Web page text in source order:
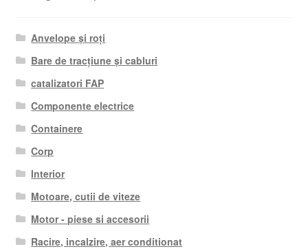
Anvelope și roți
Bare de tracțiune și cabluri
catalizatori FAP
Componente electrice
Containere
Corp
Interior
Motoare, cutii de viteze
Motor - piese si accesorii
Racire, incalzire, aer conditionat